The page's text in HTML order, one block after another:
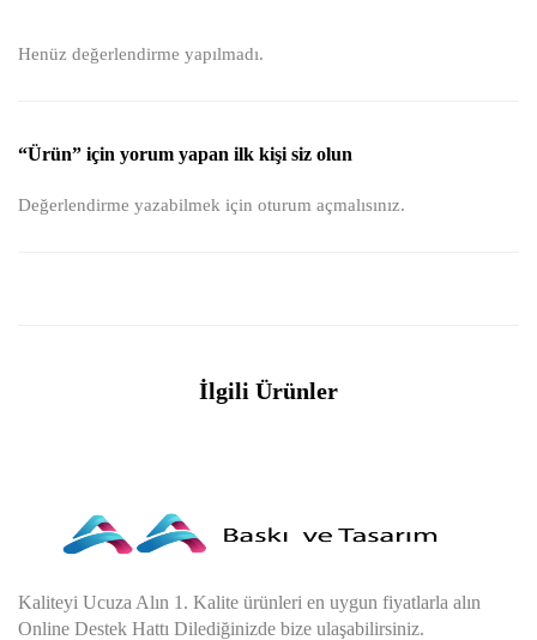
Henüz değerlendirme yapılmadı.
“Ürün” için yorum yapan ilk kişi siz olun
Değerlendirme yazabilmek için oturum açmalısınız.
İlgili Ürünler
Kaliteyi Ucuza Alın 1. Kalite ürünleri en uygun fiyatlarla alın
Online Destek Hattı Dilediğinizde bize ulaşabilirsiniz.